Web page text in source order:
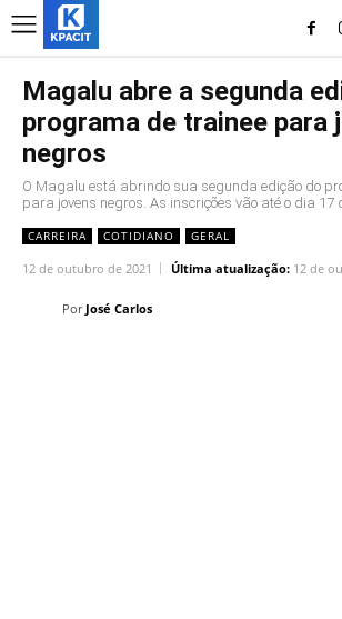
Magalu abre a segunda
programa de trainee para
negros
O Magalu está abrindo sua segunda edição do
para jovens negros. As inscrições vão até o dia 17
CARREIRA COTIDIANO GERAL
12 de outubro de 2021 Última atualização: 12 de
Por José Carlos